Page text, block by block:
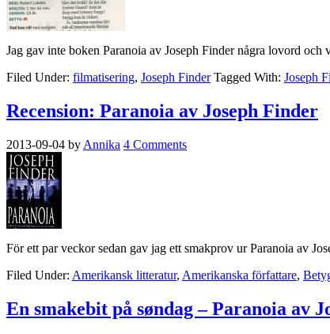
Jag gav inte boken Paranoia av Joseph Finder några lovord
Filed Under: filmatisering, Joseph Finder Tagged With: Joseph
Recension: Paranoia av Joseph Finder
2013-09-04 by Annika 4 Comments
För ett par veckor sedan gav jag ett smakprov ur Paranoia av
Filed Under: Amerikansk litteratur, Amerikanska författare,
En smakebit på søndag – Paranoia av